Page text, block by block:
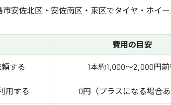
安佐北区・安佐南区・東区でタイヤ・ホイ
費用の目安
する 1本約1,000～2,000円
用する 0円（プラスになる場合あ